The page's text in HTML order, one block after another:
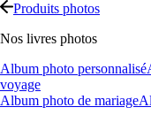
Produits photos
Nos livres photos
Album photo personnalisé
voyage
Album photo de mariage